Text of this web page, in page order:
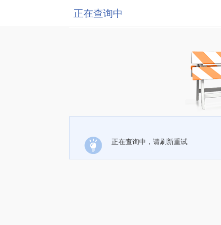
正在查询中
正在查询中，请刷新重试